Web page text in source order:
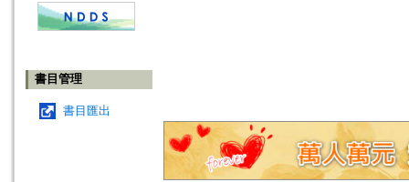
書目管理
書目匯出